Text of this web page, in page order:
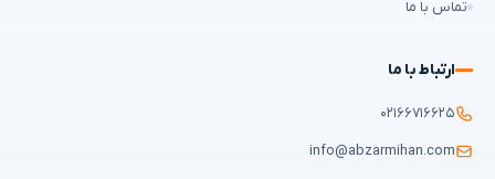
تماس با ما
ارتباط با ما
۰۲۱۶۶۷۱۶۶۲۵
info@abzarmihan.com